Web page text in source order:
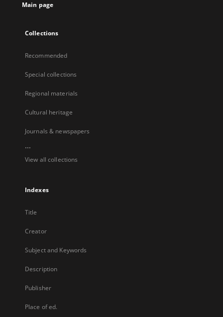
Main page
Collections
Recommended
Special collections
Regional materials
Cultural heritage
Journals & newspapers
...
View all collections
Indexes
Title
Creator
Subject and Keywords
Description
Publisher
Place of ed.